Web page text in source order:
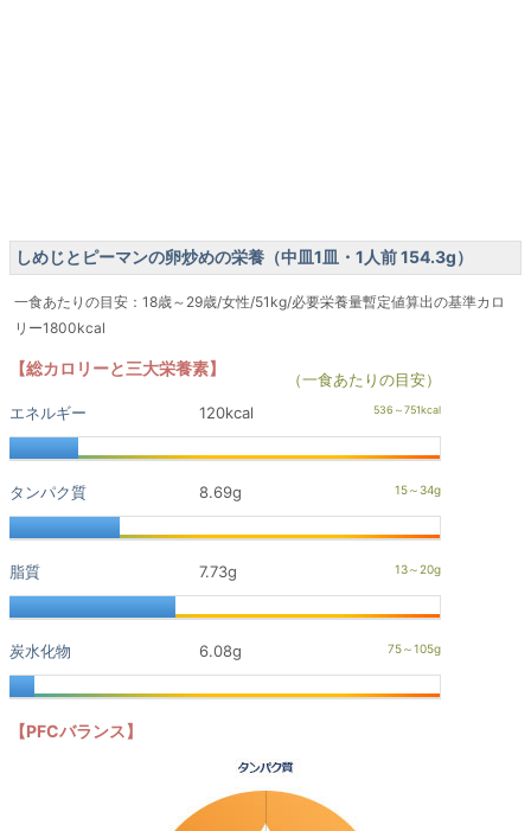
しめじとピーマンの卵炒めの栄養（中皿1皿・1人前 154.3g）
一食あたりの目安：18歳～29歳/女性/51kg/必要栄養量暫定値算出の基準カロ
リー1800kcal
【総カロリーと三大栄養素】
（一食あたりの目安）
エネルギー
120kcal
タンパク質 8.69g
脂質 7.73g
炭水化物 6.08g
【PFCバランス】